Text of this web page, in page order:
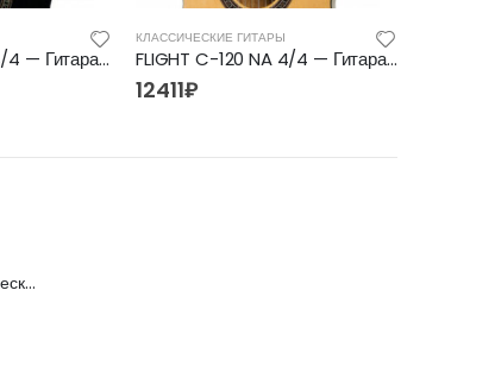
FLIGHT C-120 BK 4/4 — Гитара классическая 4/4 Флайт
КЛАССИЧЕСКИЕ ГИТАРЫ
FLIGHT C-120 NA 4/4 — Гитара классическая 4/4 Флайт
12411₽
FFG-2039C-BK Акустическая гитара, черная, Foix